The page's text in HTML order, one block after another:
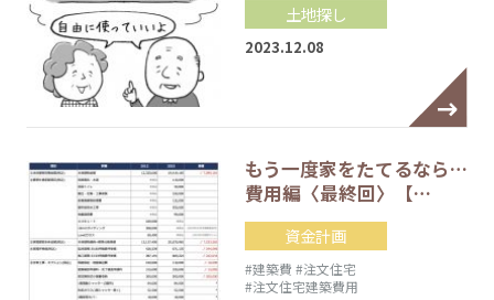
土地探し
2023.12.08
もう一度家をたてるなら…
費用編〈最終回〉【…
資金計画
#建築費 #注文住宅
#注文住宅建築費用